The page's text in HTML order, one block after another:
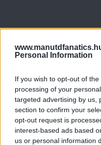
Personal Information
If you wish to opt-out of
processing of your
targeted advertising by us,
section to confirm your
opt-out request is
interest-based ads based
us or personal information